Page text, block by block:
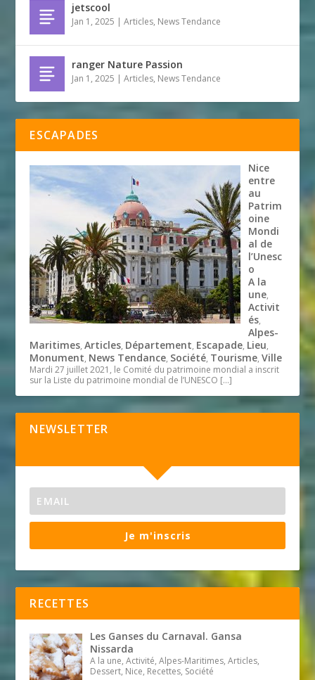
jetscool
Jan 1, 2025 |Articles, News Tendance
ranger Nature Passion
Jan 1, 2025 |Articles, News Tendance
ESCAPADES
Nice
entre
au
Patrim
oine
Mondi
al de
l’Unesc
o
A la
une,
Activit
és,
Alpes-
Maritimes,Articles, Département, Escapade, Lieu,
Monument, News Tendance, Société, Tourisme,Ville
Mardi 27 juillet 2021, le Comité du patrimoine mondial a inscrit
sur la Liste du patrimoine mondial de l’UNESCO […]
NEWSLETTER
Je m'inscris
RECETTES
Les Ganses du Carnaval. Gansa
Nissarda
A la une, Activité, Alpes-Maritimes, Articles,
Dessert, Nice, Recettes, Société